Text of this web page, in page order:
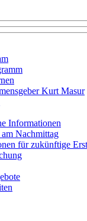
Kurt Masur
Informationen
Nachmittag
für zukünftige